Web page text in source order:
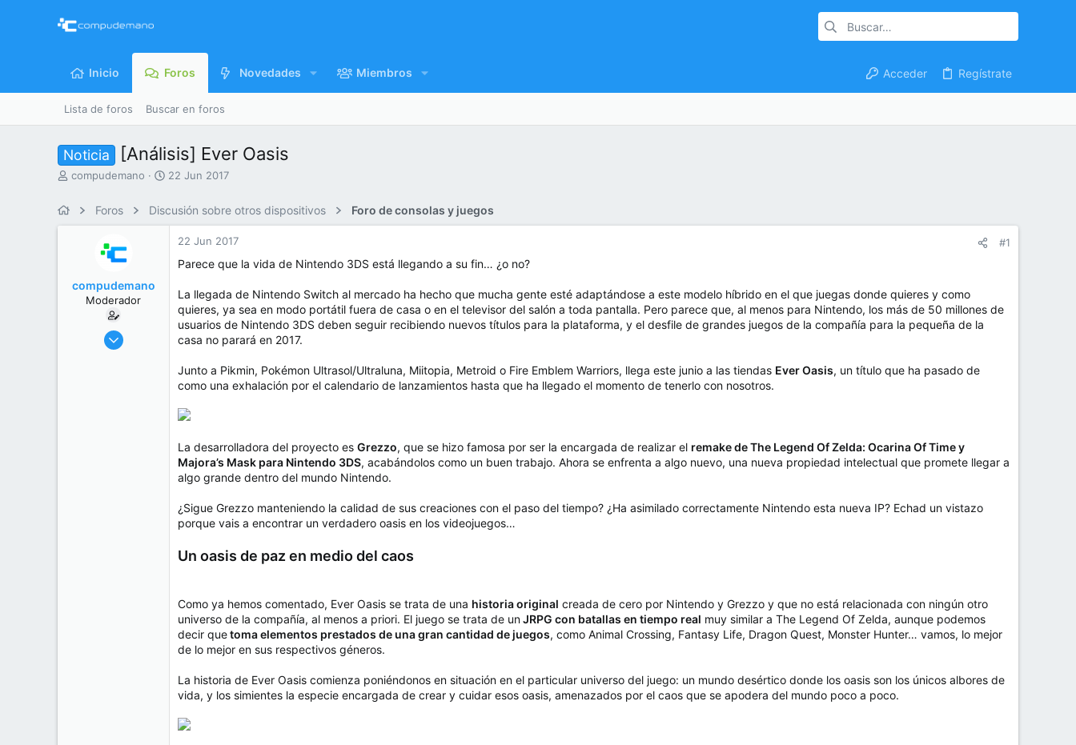
Inicio Foros Novedades Miembros Acceder Regístrate
Lista de foros Buscar en foros
Noticia [Análisis] Ever Oasis
I
r
compudemano
F
h
22 Jun 2017
Foros Discusión sobre otros dispositivos Foro de consolas y juegos
compudemano
Moderador
26 Jul 2013
22 Jun 2017 #1
Parece que la vida de Nintendo 3DS está llegando a su fin… ¿o no?
La llegada de Nintendo Switch al mercado ha hecho que mucha gente esté adaptándose a este modelo híbrido en el que juegas donde quieres y como
quieres, ya sea en modo portátil fuera de casa o en el televisor del salón a toda pantalla. Pero parece que, al menos para Nintendo, los más de 50 millones de
usuarios de Nintendo 3DS deben seguir recibiendo nuevos títulos para la plataforma, y el desfile de grandes juegos de la compañía para la pequeña de la
casa no parará en 2017.
Junto a Pikmin, Pokémon Ultrasol/Ultraluna, Miitopia, Metroid o Fire Emblem Warriors, llega este junio a las tiendas Ever Oasis, un título que ha pasado de
como una exhalación por el calendario de lanzamientos hasta que ha llegado el momento de tenerlo con nosotros.
La desarrolladora del proyecto es Grezzo, que se hizo famosa por ser la encargada de realizar el remake de The Legend Of Zelda: Ocarina Of Time y
Majora’s Mask para Nintendo 3DS, acabándolos como un buen trabajo. Ahora se enfrenta a algo nuevo, una nueva propiedad intelectual que promete llegar a
algo grande dentro del mundo Nintendo.
¿Sigue Grezzo manteniendo la calidad de sus creaciones con el paso del tiempo? ¿Ha asimilado correctamente Nintendo esta nueva IP? Echad un vistazo
porque vais a encontrar un verdadero oasis en los videojuegos…
Un oasis de paz en medio del caos
Como ya hemos comentado, Ever Oasis se trata de una historia original creada de cero por Nintendo y Grezzo y que no está relacionada con ningún otro
universo de la compañía, al menos a priori. El juego se trata de unJRPG con batallas en tiempo real muy similar a The Legend Of Zelda, aunque podemos
decir quetoma elementos prestados de una gran cantidad de juegos, como Animal Crossing, Fantasy Life, Dragon Quest, Monster Hunter… vamos, lo mejor
de lo mejor en sus respectivos géneros.
La historia de Ever Oasis comienza poniéndonos en situación en el particular universo del juego: un mundo desértico donde los oasis son los únicos albores de
vida, y los simientes la especie encargada de crear y cuidar esos oasis, amenazados por el caos que se apodera del mundo poco a poco.